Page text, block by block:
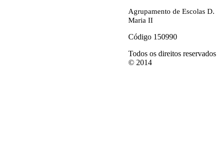
Agrupamento de Escolas D.
Maria II
Código 150990
Todos os direitos reservados
© 2014